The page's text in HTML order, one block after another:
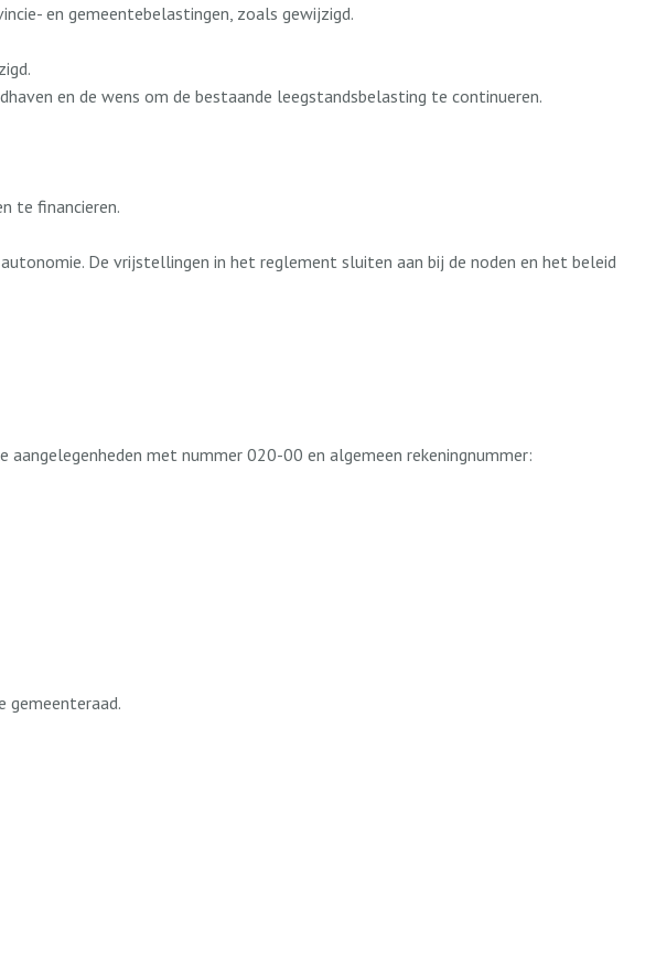
en gemeentebelastingen, zoals gewijzigd.
en de wens om de bestaande leegstandsbelasting te continueren.
te financieren.
De vrijstellingen in het reglement sluiten aan bij de noden en het beleid
met nummer 020-00 en algemeen rekeningnummer:
gemeenteraad.